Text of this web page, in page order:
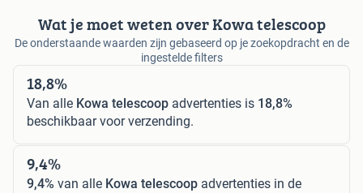
Wat je moet weten over Kowa telescoop
De onderstaande waarden zijn gebaseerd op je zoekopdracht en de
ingestelde filters
18,8%
Van alle Kowa telescoop advertenties is 18,8%
beschikbaar voor verzending.
9,4%
9,4% van alle Kowa telescoop advertenties in de